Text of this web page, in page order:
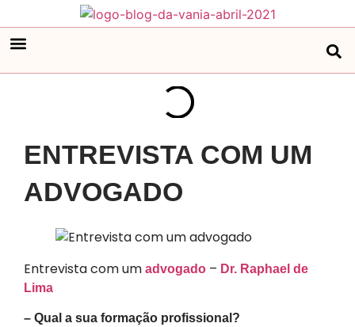
ENTREVISTA COM UM
ADVOGADO
Entrevista com um advogado – ​ Dr. Raphael de
Lima
– Qual a sua formação profissional?